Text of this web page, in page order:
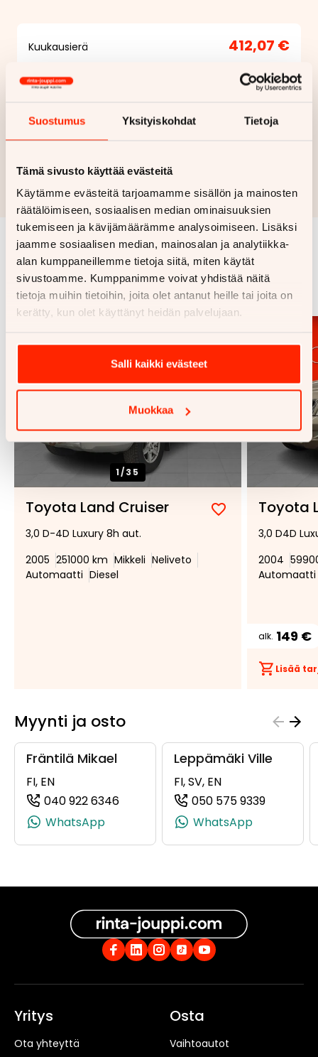
Suostumus Yksityiskohdat Tietoja
Tämä sivusto käyttää evästeitä
Käytämme evästeitä tarjoamamme sisällön ja mainosten
räätälöimiseen, sosiaalisen median ominaisuuksien
tukemiseen ja kävijämäärämme analysoimiseen. Lisäksi
jaamme sosiaalisen median, mainosalan ja analytiikka-
alan kumppaneillemme tietoja siitä, miten käytät
sivustoamme. Kumppanimme voivat yhdistää näitä
tietoja muihin tietoihin, joita olet antanut heille tai joita on
kerätty, kun olet käyttänyt heidän palvelujaan.
Salli kaikki evästeet
Muokkaa
Kuukausierä 412,07 €
Haluan myös tarjouksen vakuutuksesta
Rahoituslaskelma on suuntaa antava ja edellyttää hyväksytyn
luottopäätöksen ja kaskovakuutuksen.
Samankaltaisia ajoneuvoja
Katso kaikki
1/35
Toyota Land Cruiser
Lisää
suosikiksi
Poista
suosikeista
3,0 D-4D Luxury 8h aut.
2005 251000 km Mikkeli Neliveto
Automaatti Diesel
huutokaupat.com
Toyota
3,0 D4D
2004
Automaatti
alk. 149 €
Lisää
Myynti ja osto
Fräntilä Mikael
FI, EN
040 922 6346
(+358409226346, 0409226346,
WhatsApp
Leppämäki Ville
FI, SV, EN
050 575 9339
WhatsApp
Yritys
Ota yhteyttä
Osta
Vaihtoautot